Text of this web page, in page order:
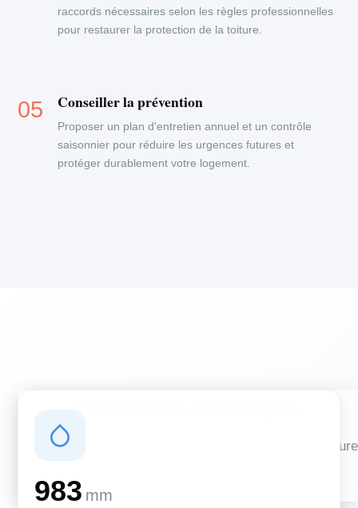
raccords nécessaires selon les règles professionnelles
pour restaurer la protection de la toiture.
Conseiller la prévention
Proposer un plan d'entretien annuel et un contrôle
saisonnier pour réduire les urgences futures et
protéger durablement votre logement.
Des conditions qui influencent vos travaux de couverture
983 mm